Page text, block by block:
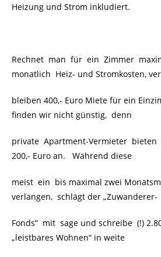
Heizung und Strom inkludiert.
Rechnet man für ein Zimmer
monatlich Heiz- und Stromkosten,
bleiben 400,- Euro Miete für ein
finden wir nicht günstig, denn
private Apartment-Vermieter bieten
200,- Euro an. Während diese
meist ein bis maximal zwei
verlangen, schlägt der „Zuwanderer-
Fonds“ mit sage und schreibe (!)
„leistbares Wohnen“ in weite